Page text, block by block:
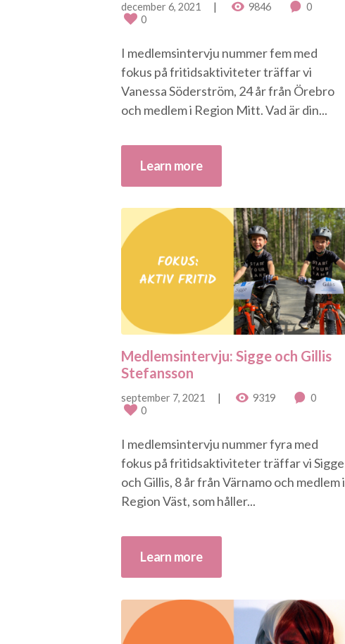
december 6, 2021 9846
0
0
I medlemsintervju nummer fem med
fokus på fritidsaktiviteter träffar vi
Vanessa Söderström, 24 år från Örebro
och medlem i Region Mitt. Vad är din...
Learn more
Medlemsintervju: Sigge och Gillis
Stefansson
september 7, 2021 9319
0
0
I medlemsintervju nummer fyra med
fokus på fritidsaktiviteter träffar vi Sigge
och Gillis, 8 år från Värnamo och medlem i
Region Väst, som håller...
Learn more